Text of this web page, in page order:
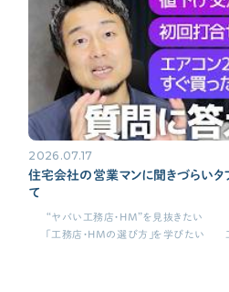
動画で学ぶ
Q&Aで学ぶ
用語解説で学ぶ
SUPPORT
サポート
せやま印工務店プロジェクト
お役立ちツール
OTHER
2026.07.17
住宅会社の営業マンに聞きづらいタ
て
“ヤバい工務店・HM”を見抜きたい
「工務店・HMの選び方」を学びたい